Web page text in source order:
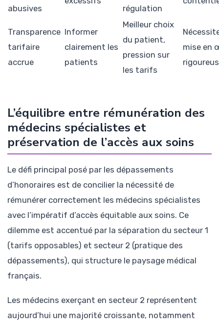
abusives
régulation
Transparence
tarifaire
accrue
Informer
clairement les
patients
Meilleur choix
du patient,
pression sur
les tarifs
mise en
L’équilibre entre rémunération des
médecins spécialistes et
préservation de l’accès aux soins
Le défi principal posé par les dépassements
d’honoraires est de concilier la nécessité de
rémunérer correctement les médecins spécialistes
avec l’impératif d’accès équitable aux soins. Ce
dilemme est accentué par la séparation du secteur 1
(tarifs opposables) et secteur 2 (pratique des
dépassements), qui structure le paysage médical
français.
Les médecins exerçant en secteur 2 représentent
aujourd’hui une majorité croissante, notamment